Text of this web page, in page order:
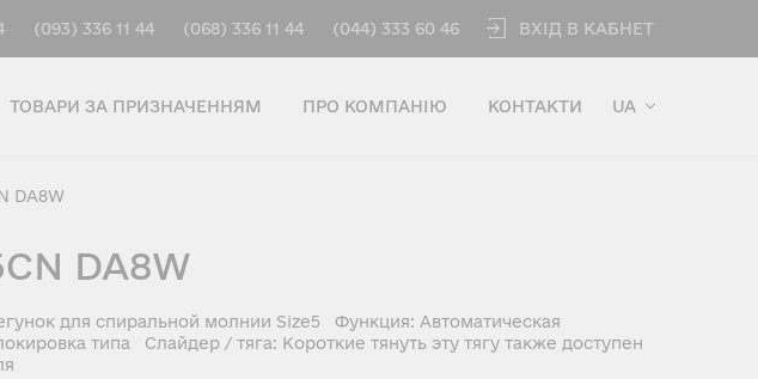
(093) 336 11 44 (068) 336 11 44 (044) 333 60 46 ВХІД В КАБНЕТ
ТОВАРИ ЗА ПРИЗНАЧЕННЯМ ПРО КОМПАНІЮ КОНТАКТИ UA
DA8W
DA8W
для спиральной молнии Size5 Функция: Автоматическая
типа Слайдер / тяга: Короткие тянуть эту тягу также доступен